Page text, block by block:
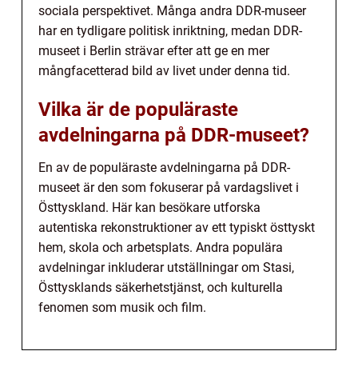
sociala perspektivet. Många andra DDR-museer
har en tydligare politisk inriktning, medan DDR-
museet i Berlin strävar efter att ge en mer
mångfacetterad bild av livet under denna tid.
Vilka är de populäraste
avdelningarna på DDR-museet?
En av de populäraste avdelningarna på DDR-
museet är den som fokuserar på vardagslivet i
Östtyskland. Här kan besökare utforska
autentiska rekonstruktioner av ett typiskt östtyskt
hem, skola och arbetsplats. Andra populära
avdelningar inkluderar utställningar om Stasi,
Östtysklands säkerhetstjänst, och kulturella
fenomen som musik och film.